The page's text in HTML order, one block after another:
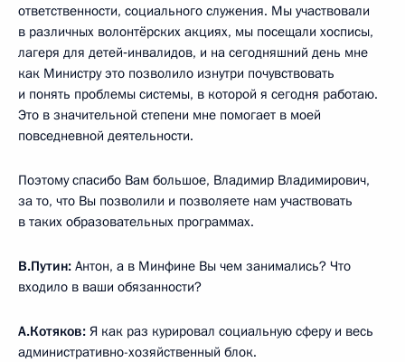
ответственности, социального служения. Мы участвовали
в различных волонтёрских акциях, мы посещали хосписы,
лагеря для детей‑инвалидов, и на сегодняшний день мне
как Министру это позволило изнутри почувствовать
и понять проблемы системы, в которой я сегодня работаю.
Это в значительной степени мне помогает в моей
повседневной деятельности.
Поэтому спасибо Вам большое, Владимир Владимирович,
за то, что Вы позволили и позволяете нам участвовать
в таких образовательных программах.
В.Путин: Антон, а в Минфине Вы чем занимались? Что
входило в ваши обязанности?
А.Котяков: Я как раз курировал социальную сферу и весь
административно-хозяйственный блок.